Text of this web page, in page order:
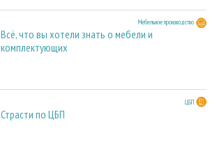
Мебельное производство
Всё, что вы хотели знать о мебели и
комплектующих
ЦБП
Страсти по ЦБП